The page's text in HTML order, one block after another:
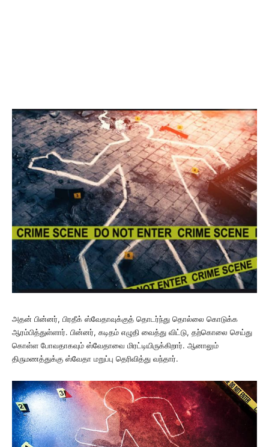
அதன் பின்னர், பிரதீக் ஸ்வேதாவுக்குத் தொடர்ந்து தொல்லை கொடுக்க
ஆரம்பித்துள்ளார். பின்னர், கடிதம் எழுதி வைத்து விட்டு, தற்கொலை செய்து
கொள்ள போவதாகவும் ஸ்வேதாவை மிரட்டியிருக்கிறார். ஆனாலும்
திருமணத்துக்கு ஸ்வேதா மறுப்பு தெரிவித்து வந்தார்.